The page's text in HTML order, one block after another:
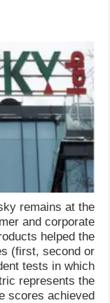
remains at the
and corporate
helped the
(first, second or
tests in which
represents the
scores achieved …